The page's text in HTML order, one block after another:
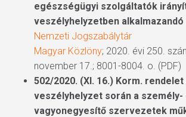
egészségügyi szolgáltatók
veszélyhelyzetben
Nemzeti Jogszabálytár
Magyar Közlöny; 2020. évi 250.
november 17.; 8001-8004. o. (PDF)
502/2020. (XI. 16.) Korm. rendelet
veszélyhelyzet során a személy-
vagyonegyesítő szervezetek